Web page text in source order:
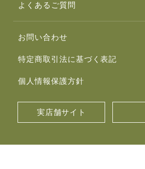
よくあるご質問
お問い合わせ
特定商取引法に基づく表記
個人情報保護方針
実店舗サイト